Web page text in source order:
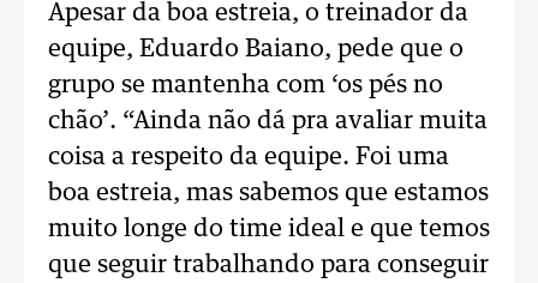
Apesar da boa estreia, o treinador da
equipe, Eduardo Baiano, pede que o
grupo se mantenha com ‘os pés no
chão’. “Ainda não dá pra avaliar muita
coisa a respeito da equipe. Foi uma
boa estreia, mas sabemos que estamos
muito longe do time ideal e que temos
que seguir trabalhando para conseguir